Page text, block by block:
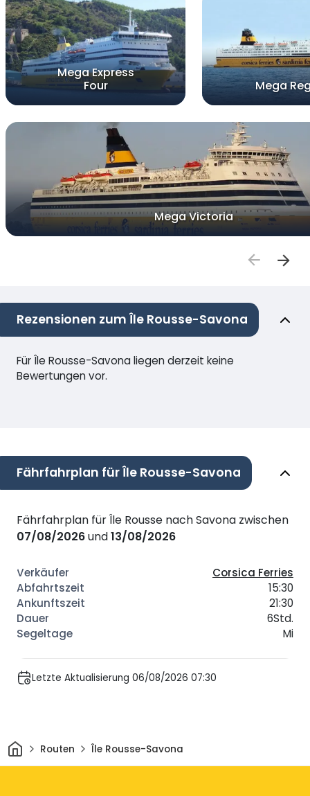
Mega Express
Four
Mega
Mega Victoria
Rezensionen zum Île Rousse-Savona
Für Île Rousse-Savona liegen derzeit keine
Bewertungen vor.
Fährfahrplan für Île Rousse-Savona
Fährfahrplan für Île Rousse nach Savona zwischen
07/08/2026und13/08/2026
Corsica Ferries
15:30
21:30
6Std.
Mi
Letzte Aktualisierung 06/08/2026 07:30
HeimRouten Île Rousse-Savona